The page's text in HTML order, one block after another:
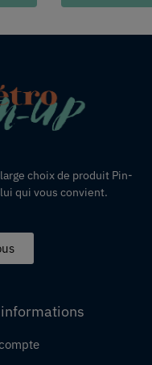
choix de produit Pin-
qui vous convient.